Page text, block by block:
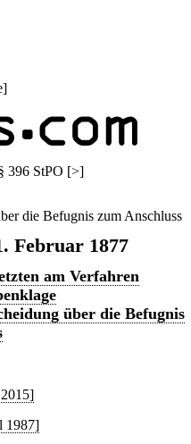
]
396 StPO [>]
die Befugnis zum Anschluss
Februar 1877
am Verfahren
über die Befugnis
1987]